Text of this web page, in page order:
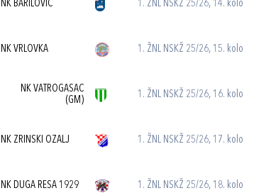
NK BARILOVIĆ 1. ŽNL NSKŽ 25/26, 14. kolo
NK VRLOVKA 1. ŽNL NSKŽ 25/26, 15. kolo
NK VATROGASAC
(GM)
1. ŽNL NSKŽ 25/26, 16. kolo
NK ZRINSKI OZALJ 1. ŽNL NSKŽ 25/26, 17. kolo
NK DUGA RESA 1929 1. ŽNL NSKŽ 25/26, 18. kolo